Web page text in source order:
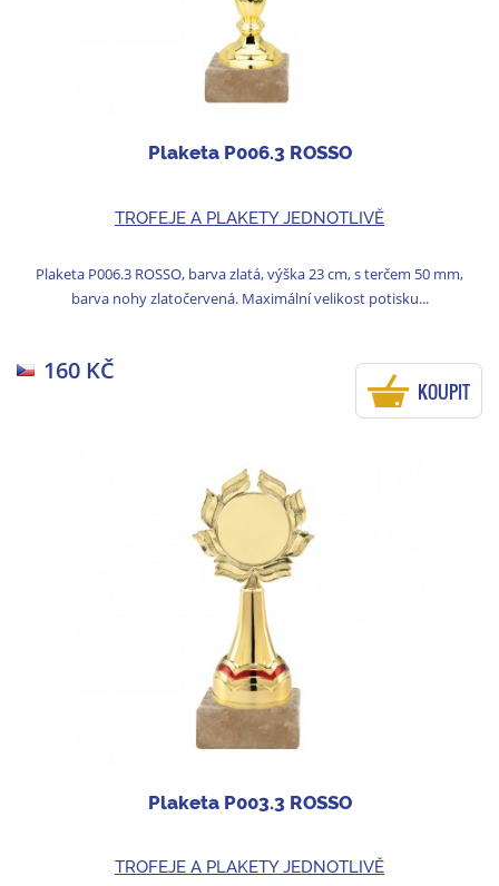
Plaketa P006.3 ROSSO
TROFEJE A PLAKETY JEDNOTLIVĚ
Plaketa P006.3 ROSSO, barva zlatá, výška 23 cm, s terčem 50 mm,
barva nohy zlatočervená. Maximální velikost potisku...
160 KČ
KOUPIT
Plaketa P003.3 ROSSO
TROFEJE A PLAKETY JEDNOTLIVĚ